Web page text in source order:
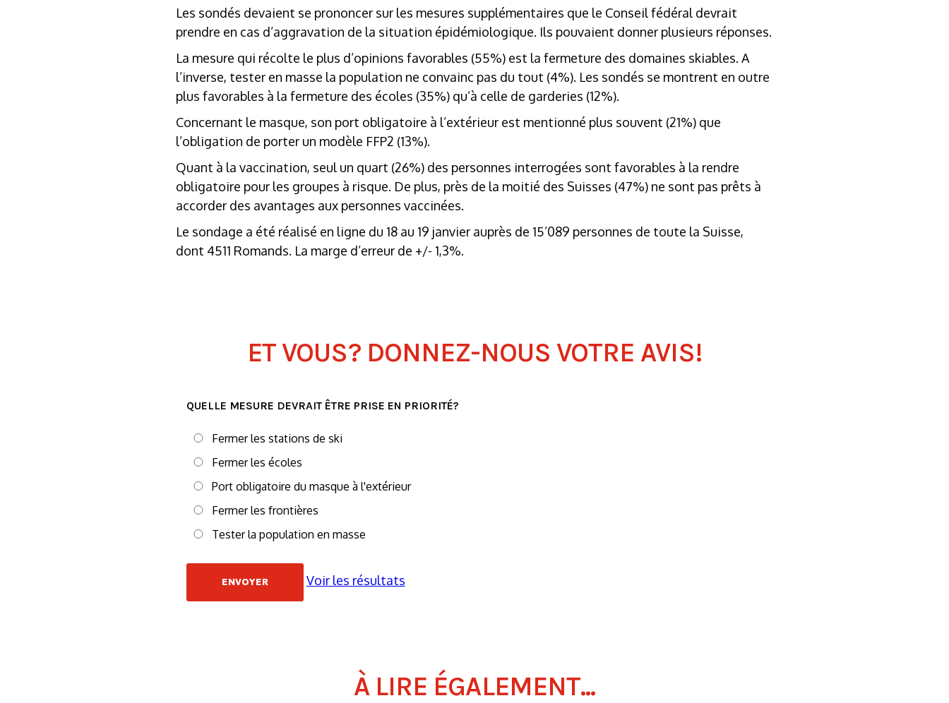
Les sondés devaient se prononcer sur les mesures supplémentaires que le Conseil fédéral devrait
prendre en cas d’aggravation de la situation épidémiologique. Ils pouvaient donner plusieurs réponses.
La mesure qui récolte le plus d’opinions favorables (55%) est la fermeture des domaines skiables. A
l’inverse, tester en masse la population ne convainc pas du tout (4%). Les sondés se montrent en outre
plus favorables à la fermeture des écoles (35%) qu’à celle de garderies (12%).
Concernant le masque, son port obligatoire à l’extérieur est mentionné plus souvent (21%) que
l’obligation de porter un modèle FFP2 (13%).
Quant à la vaccination, seul un quart (26%) des personnes interrogées sont favorables à la rendre
obligatoire pour les groupes à risque. De plus, près de la moitié des Suisses (47%) ne sont pas prêts à
accorder des avantages aux personnes vaccinées.
Le sondage a été réalisé en ligne du 18 au 19 janvier auprès de 15’089 personnes de toute la Suisse,
dont 4511 Romands. La marge d’erreur de +/- 1,3%.
ET VOUS? DONNEZ-NOUS VOTRE AVIS!
QUELLE MESURE DEVRAIT ÊTRE PRISE EN PRIORITÉ?
Fermer les stations de ski
Fermer les écoles
Port obligatoire du masque à l'extérieur
Fermer les frontières
Tester la population en masse
Voir les résultats
À LIRE ÉGALEMENT...